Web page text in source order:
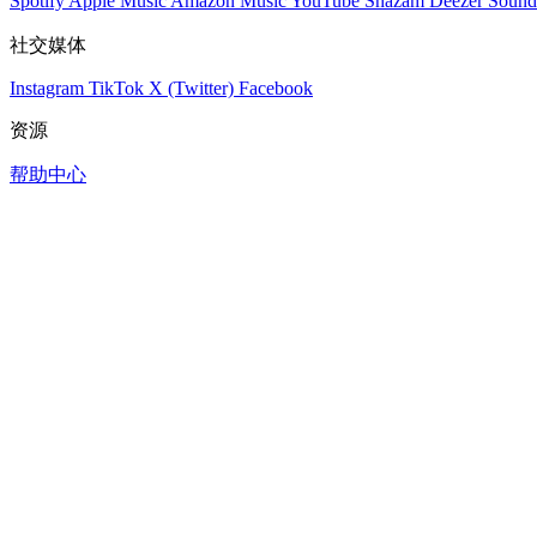
社交媒体
Instagram TikTok X (Twitter) Facebook
资源
帮助中心